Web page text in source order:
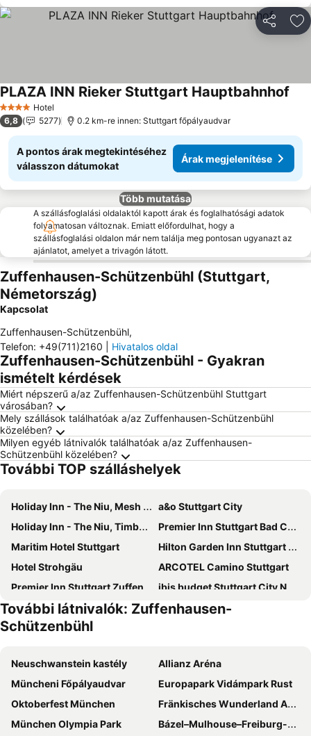
4 KategóriaHotel
PLAZA INN Rieker Stuttgart Hauptbahnhof
6,8 5277 0.2 km-re innen: Stuttgart főpályaudvar
A pontos árak megtekintéséhez
válasszon dátumokat
Árak megjelenítése
Több mutatása
A szállásfoglalási oldalaktól kapott árak és foglalhatósági adatok
folyamatosan változnak. Emiatt előfordulhat, hogy a
szállásfoglalási oldalon már nem találja meg pontosan ugyanazt az
ajánlatot, amelyet a trivagón látott.
Zuffenhausen-Schützenbühl (Stuttgart,
Németország)
Kapcsolat
Zuffenhausen-Schützenbühl,
Telefon: +49(711)2160 Hivatalos oldal
Zuffenhausen-Schützenbühl - Gyakran
ismételt kérdések
Miért népszerű a/az Zuffenhausen-Schützenbühl Stuttgart
városában?
Mely szállások találhatóak a/az Zuffenhausen-Schützenbühl
közelében?
Milyen egyéb látnivalók találhatóak a/az Zuffenhausen-
Schützenbühl közelében?
További TOP szálláshelyek
Holiday Inn - The Niu, Mesh Stuttgart Messe By Ihg
a&o Stuttgart City
Holiday Inn - The Niu, Timber Esslingen By Ihg
Premier Inn Stuttgart Bad Cannstatt
Maritim Hotel Stuttgart
Hilton Garden Inn Stuttgart NeckarPark
Hotel Strohgäu
ARCOTEL Camino Stuttgart
Premier Inn Stuttgart Zuffenhausen
ibis budget Stuttgart City Nord
Park Inn by Radisson Stuttgart
Residenzhotel Stuttgart Airport, Sure Hotel Collection by Best Western
Hotel Astoria am Urachplatz
Jaz in the City Stuttgart
Hotel Astoria
DORMERO Hotel Stuttgart
Aparthotel Adagio Stuttgart Neckarpark
Hotel Boulevard
Hampton by Hilton Stuttgart City Centre
Ruby Hanna Hotel Stuttgart
Le Méridien Stuttgart
További látnivalók: Zuffenhausen-
Schützenbühl
Neuschwanstein kastély
Allianz Aréna
Müncheni Főpályaudvar
Europapark Vidámpark Rust
Oktoberfest München
Fränkisches Wunderland Amusement Park
München Olympia Park
Bázel–Mulhouse–Freiburg-EuroAirport repülőtér